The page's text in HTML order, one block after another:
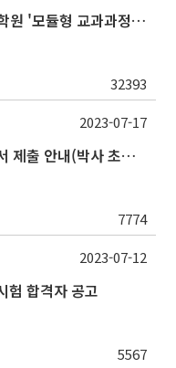
SNU Inno-Edu 프로젝트 보건대학원 '모듈형 교과과정' 안내(revised 2022/2/28)
32393
2023학년도 2학기 논문작성계획서 제출 안내(박사 초심 일정 포함)_Thesis Proposal
7774
2023-07-17
험 합격자 공고
5567
2023-07-12